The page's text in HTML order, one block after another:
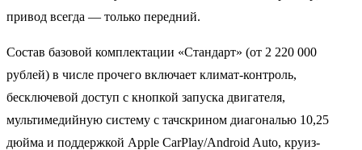
привод всегда — только передний.
Состав базовой комплектации «Стандарт» (от 2 220 000
рублей) в числе прочего включает климат-контроль,
бесключевой доступ с кнопкой запуска двигателя,
мультимедийную систему с тачскрином диагональю 10,25
дюйма и поддержкой Apple CarPlay/Android Auto, круиз-